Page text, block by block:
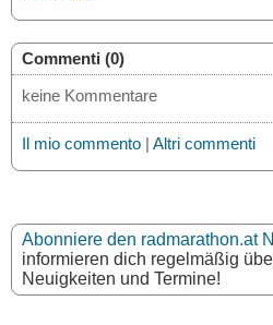
Commenti (0)
keine Kommentare
Il mio commento | Altri commenti
Abonniere den radmarathon.at
informieren dich regelmäßig
Neuigkeiten und Termine!